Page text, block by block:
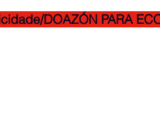
DOAZÓN PARA